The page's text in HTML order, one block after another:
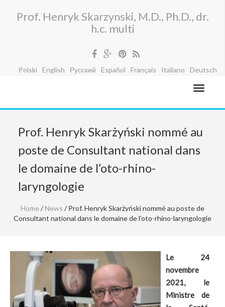
Prof. Henryk Skarzynski, M.D., Ph.D., dr.
h.c. multi
Polski English Русский Español Français Italiano Deutsch
Prof. Henryk Skarżyński nommé au
poste de Consultant national dans
le domaine de l’oto-rhino-
laryngologie
Home / News / Prof. Henryk Skarżyński nommé au poste de
Consultant national dans le domaine de l’oto-rhino-laryngologie
Le 24
novembre
2021, le
Ministre de